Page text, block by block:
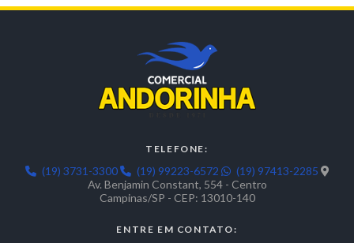
TELEFONE:
(19) 3731-3300 (19) 99223-6572
(19) 97413-2285
Av. Benjamin Constant, 554 - Centro
Campinas/SP - CEP: 13010-140
ENTRE EM CONTATO: